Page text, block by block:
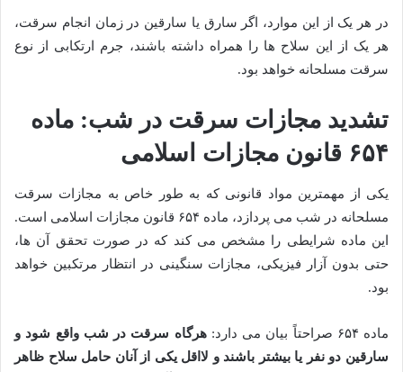
در هر یک از این موارد، اگر سارق یا سارقین در زمان انجام سرقت،
هر یک از این سلاح ها را همراه داشته باشند، جرم ارتکابی از نوع
سرقت مسلحانه خواهد بود.
تشدید مجازات سرقت در شب: ماده
۶۵۴ قانون مجازات اسلامی
یکی از مهمترین مواد قانونی که به طور خاص به مجازات سرقت
مسلحانه در شب می پردازد، ماده ۶۵۴ قانون مجازات اسلامی است.
این ماده شرایطی را مشخص می کند که در صورت تحقق آن ها،
حتی بدون آزار فیزیکی، مجازات سنگینی در انتظار مرتکبین خواهد
بود.
ماده ۶۵۴ صراحتاً بیان می دارد:
هرگاه سرقت در شب واقع شود و
سارقین دو نفر یا بیشتر باشند و لااقل یکی از آنان حامل سلاح ظاهر